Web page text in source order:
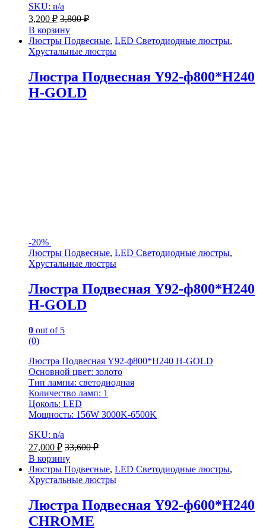
SKU: n/a
3,200 ₽ 3,800₽
В корзину
Люстры Подвесные, LED Светодиодные люстры,
Хрустальные люстры
Люстра Подвесная Y92-ф800*H240
H-GOLD
-20%
Люстры Подвесные, LED Светодиодные люстры,
Хрустальные люстры
Люстра Подвесная Y92-ф800*H240
H-GOLD
0 out of 5
(0)
Люстра Подвесная Y92-ф800*H240 H-GOLD
Основной цвет: золото
Тип лампы: светодиодная
Количество ламп: 1
Цоколь: LED
Мощность: 156W 3000K-6500K
SKU: n/a
27,000 ₽ 33,600₽
В корзину
Люстры Подвесные, LED Светодиодные люстры,
Хрустальные люстры
Люстра Подвесная Y92-ф600*H240
CHROME